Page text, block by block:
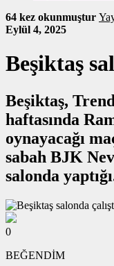
64 kez okunmuştur
Eylül 4, 2025
Beşiktaş
Beşiktaş,
haftasında
oynayacağı
sabah BJK
salonda
0
BEĞENDİM